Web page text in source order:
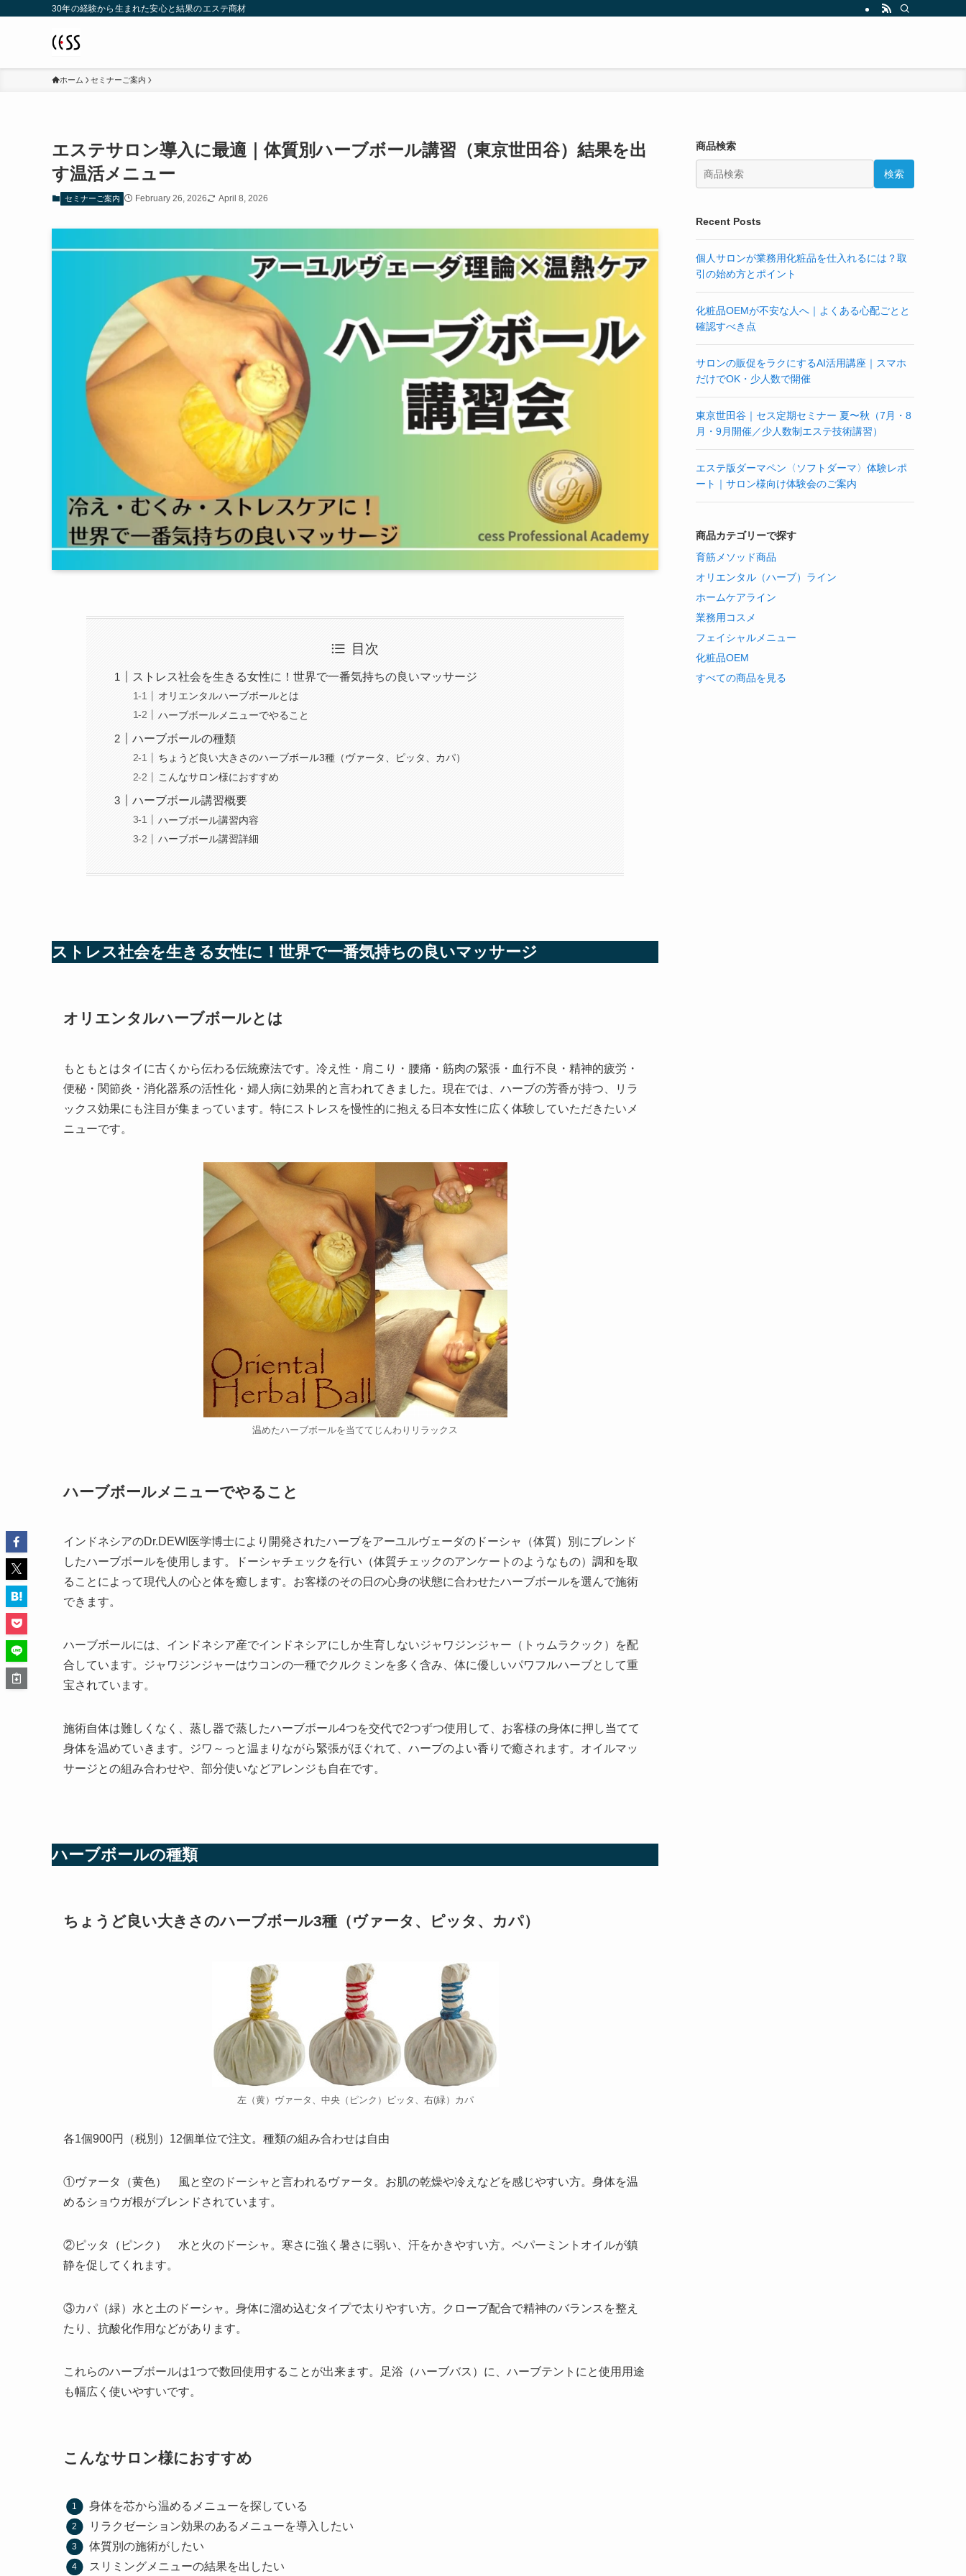
30年の経験から生まれた安心と結果のエステ商材
ホーム セミナーご案内
エステサロン導入に最適｜体質別ハーブボール講習（東京世田谷）結果を出
す温活メニュー
セミナーご案内 February 26, 2026 April 8, 2026
目次
ストレス社会を生きる女性に！世界で一番気持ちの良いマッサージ
オリエンタルハーブボールとは
ハーブボールメニューでやること
ハーブボールの種類
ちょうど良い大きさのハーブボール3種（ヴァータ、ピッタ、カパ）
こんなサロン様におすすめ
ハーブボール講習概要
ハーブボール講習内容
ハーブボール講習詳細
ストレス社会を生きる女性に！世界で一番気持ちの良いマッサージ
オリエンタルハーブボールとは
もともとはタイに古くから伝わる伝統療法です。冷え性・肩こり・腰痛・筋肉の緊張・血行不良・精神的疲労・
便秘・関節炎・消化器系の活性化・婦人病に効果的と言われてきました。現在では、ハーブの芳香が持つ、リラ
ックス効果にも注目が集まっています。特にストレスを慢性的に抱える日本女性に広く体験していただきたいメ
ニューです。
温めたハーブボールを当ててじんわりリラックス
ハーブボールメニューでやること
インドネシアのDr.DEWI医学博士により開発されたハーブをアーユルヴェーダのドーシャ（体質）別にブレンド
したハーブボールを使用します。ドーシャチェックを行い（体質チェックのアンケートのようなもの）調和を取
ることによって現代人の心と体を癒します。お客様のその日の心身の状態に合わせたハーブボールを選んで施術
できます。
ハーブボールには、インドネシア産でインドネシアにしか生育しないジャワジンジャー（トゥムラクック）を配
合しています。ジャワジンジャーはウコンの一種でクルクミンを多く含み、体に優しいパワフルハーブとして重
宝されています。
施術自体は難しくなく、蒸し器で蒸したハーブボール4つを交代で2つずつ使用して、お客様の身体に押し当てて
身体を温めていきます。ジワ～っと温まりながら緊張がほぐれて、ハーブのよい香りで癒されます。オイルマッ
サージとの組み合わせや、部分使いなどアレンジも自在です。
ハーブボールの種類
ちょうど良い大きさのハーブボール3種（ヴァータ、ピッタ、カパ）
左（黄）ヴァータ、中央（ピンク）ピッタ、右(緑）カパ
各1個900円（税別）12個単位で注文。種類の組み合わせは自由
①ヴァータ（黄色） 風と空のドーシャと言われるヴァータ。お肌の乾燥や冷えなどを感じやすい方。身体を温
めるショウガ根がブレンドされています。
②ピッタ（ピンク） 水と火のドーシャ。寒さに強く暑さに弱い、汗をかきやすい方。ペパーミントオイルが鎮
静を促してくれます。
③カパ（緑）水と土のドーシャ。身体に溜め込むタイプで太りやすい方。クローブ配合で精神のバランスを整え
たり、抗酸化作用などがあります。
これらのハーブボールは1つで数回使用することが出来ます。足浴（ハーブバス）に、ハーブテントにと使用用途
も幅広く使いやすいです。
こんなサロン様におすすめ
身体を芯から温めるメニューを探している
リラクゼーション効果のあるメニューを導入したい
体質別の施術がしたい
スリミングメニューの結果を出したい
商品検索
検索
Recent Posts
個人サロンが業務用化粧品を仕入れるには？取
引の始め方とポイント
化粧品OEMが不安な人へ｜よくある心配ごとと
確認すべき点
サロンの販促をラクにするAI活用講座｜スマホ
だけでOK・少人数で開催
東京世田谷｜セス定期セミナー 夏〜秋（7月・8
月・9月開催／少人数制エステ技術講習）
エステ版ダーマペン〈ソフトダーマ〉体験レポ
ート｜サロン様向け体験会のご案内
商品カテゴリーで探す
育筋メソッド商品
オリエンタル（ハーブ）ライン
ホームケアライン
業務用コスメ
フェイシャルメニュー
化粧品OEM
すべての商品を見る